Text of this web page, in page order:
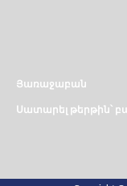
Յառաջաբան
Սատարել թերթին՝